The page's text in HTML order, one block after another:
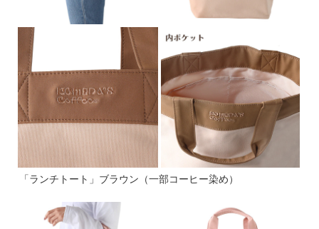
「ランチトート」ブラウン（一部コーヒー染め）